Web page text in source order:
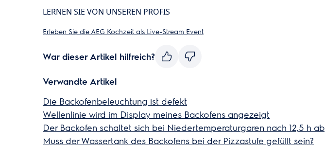
LERNEN SIE VON UNSEREN PROFIS
Erleben Sie die AEG Kochzeit als Live-Stream Event
War dieser Artikel hilfreich?
Verwandte Artikel
Die Backofenbeleuchtung ist defekt
Wellenlinie wird im Display meines Backofens angezeigt
Der Backofen schaltet sich bei Niedertemperaturgaren nach 12,5 h ab
Muss der Wassertank des Backofens bei der Pizzastufe gefüllt sein?